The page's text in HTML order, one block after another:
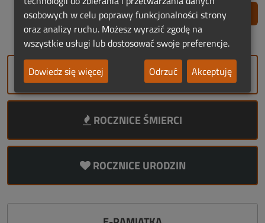
Zgłoś nadużycie
DODAJ NEKROLOG
ROCZNICE ŚMIERCI
ROCZNICE URODZIN
osobowych w celu poprawy funkcjonalności strony
oraz analizy ruchu. Możesz wyrazić zgodę na
wszystkie usługi lub dostosować swoje preferencje.
Dowiedz się więcej
Odrzuć Akceptuję